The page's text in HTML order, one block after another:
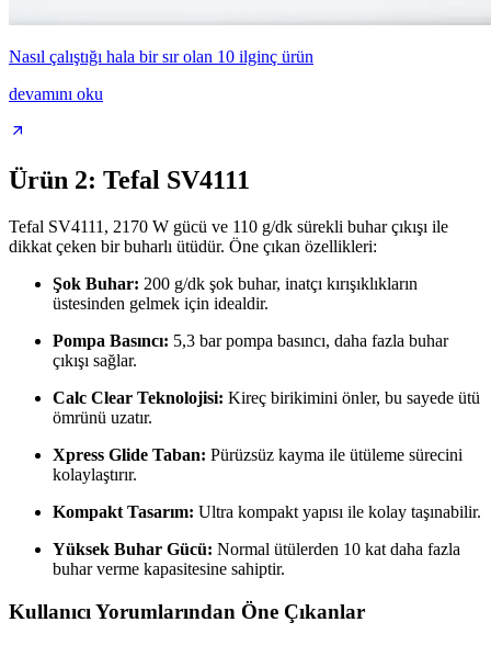
Nasıl çalıştığı hala bir sır olan 10 ilginç ürün
devamını oku
Ürün 2: Tefal SV4111
Tefal SV4111, 2170 W gücü ve 110 g/dk sürekli buhar çıkışı ile
dikkat çeken bir buharlı ütüdür. Öne çıkan özellikleri:
Şok Buhar: 200 g/dk şok buhar, inatçı kırışıklıkların
üstesinden gelmek için idealdir.
Pompa Basıncı: 5,3 bar pompa basıncı, daha fazla buhar
çıkışı sağlar.
Calc Clear Teknolojisi: Kireç birikimini önler, bu sayede ütü
ömrünü uzatır.
Xpress Glide Taban: Pürüzsüz kayma ile ütüleme sürecini
kolaylaştırır.
Kompakt Tasarım: Ultra kompakt yapısı ile kolay taşınabilir.
Yüksek Buhar Gücü: Normal ütülerden 10 kat daha fazla
buhar verme kapasitesine sahiptir.
Kullanıcı Yorumlarından Öne Çıkanlar